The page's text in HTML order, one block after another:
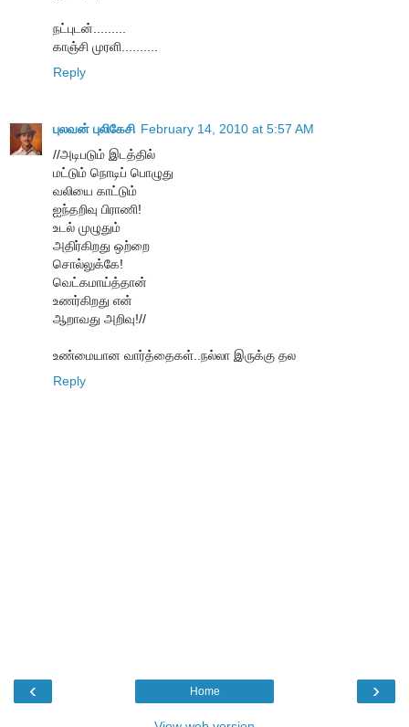
நட்புடன்.........
காஞ்சி முரளி..........
Reply
புலவன் புலிகேசி February 14, 2010 at 5:57 AM
//அடிபடும் இடத்தில்
மட்டும் நொடிப் பொழுது
வலியை காட்டும்
ஐந்தறிவு பிராணி!
உடல் முழுதும்
அதிர்கிறது ஒற்றை
சொல்லுக்கே!
வெட்கமாய்த்தான்
உணர்கிறது என்
ஆறாவது அறிவு!//
உண்மையான வார்த்தைகள்..நல்லா இருக்கு தல
Reply
‹ ›
Home